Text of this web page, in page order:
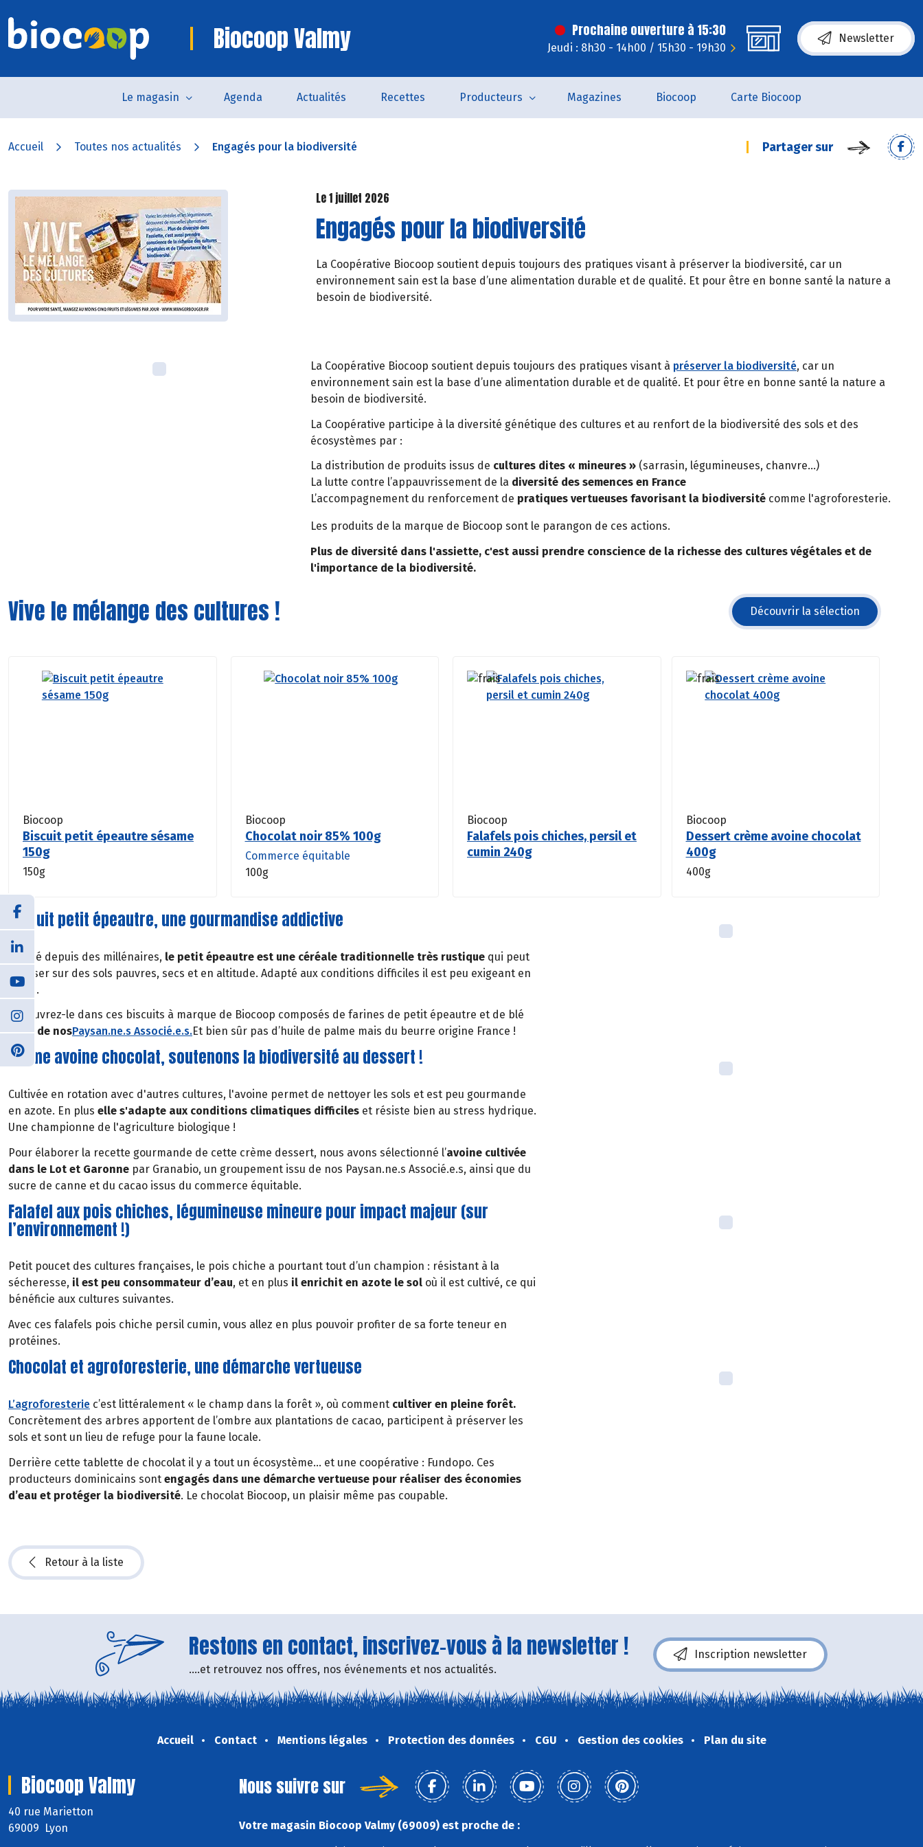
Biocoop Valmy Prochaine ouverture à 15:30
Jeudi : 8h30 - 14h00 / 15h30 - 19h30
Newsletter
Le magasin Agenda Actualités Recettes Producteurs Magazines Biocoop Carte Biocoop
Accueil Toutes nos actualités Engagés pour la biodiversité Partager sur
Le 1 juillet 2026
Engagés pour la biodiversité
La Coopérative Biocoop soutient depuis toujours des pratiques visant à préserver la biodiversité, car un
environnement sain est la base d’une alimentation durable et de qualité. Et pour être en bonne santé la nature a
besoin de biodiversité.
La Coopérative Biocoop soutient depuis toujours des pratiques visant à préserver la biodiversité, car un
environnement sain est la base d’une alimentation durable et de qualité. Et pour être en bonne santé la nature a
besoin de biodiversité.
La Coopérative participe à la diversité génétique des cultures et au renfort de la biodiversité des sols et des
écosystèmes par :
La distribution de produits issus de cultures dites « mineures »(sarrasin, légumineuses, chanvre…)
La lutte contre l’appauvrissement de la diversité des semences en France
L’accompagnement du renforcement de pratiques vertueuses favorisant la biodiversité comme l'agroforesterie.
Les produits de la marque de Biocoop sont le parangon de ces actions.
Plus de diversité dans l'assiette, c'est aussi prendre conscience de la richesse des cultures végétales et de
l'importance de la biodiversité.
Vive le mélange des cultures ! Découvrir la sélection
Biocoop
Biscuit petit épeautre sésame
150g
150g
Biocoop
Chocolat noir 85% 100g
Commerce équitable
100g
Biocoop
Falafels pois chiches, persil et
cumin 240g
Biocoop
Dessert crème avoine chocolat
400g
400g
Biscuit petit épeautre, une gourmandise addictive
Cultivé depuis des millénaires, le petit épeautre est une céréale traditionnelle très rustique qui peut
pousser sur des sols pauvres, secs et en altitude. Adapté aux conditions difficiles il est peu exigeant en
azote.
Découvrez-le dans ces biscuits à marque de Biocoop composés de farines de petit épeautre et de blé
issus de nosPaysan.ne.s Associé.e.s.Et bien sûr pas d’huile de palme mais du beurre origine France !
Crème avoine chocolat, soutenons la biodiversité au dessert !
Cultivée en rotation avec d'autres cultures, l'avoine permet de nettoyer les sols et est peu gourmande
en azote. En plus elle s'adapte aux conditions climatiques difficiles et résiste bien au stress hydrique.
Une championne de l'agriculture biologique !
Pour élaborer la recette gourmande de cette crème dessert, nous avons sélectionné l’avoine cultivée
dans le Lot et Garonne par Granabio, un groupement issu de nos Paysan.ne.s Associé.e.s, ainsi que du
sucre de canne et du cacao issus du commerce équitable.
Falafel aux pois chiches, légumineuse mineure pour impact majeur (sur
l’environnement !)
Petit poucet des cultures françaises, le pois chiche a pourtant tout d’un champion : résistant à la
sécheresse, il est peu consommateur d’eau, et en plus il enrichit en azote le sol où il est cultivé, ce qui
bénéficie aux cultures suivantes.
Avec ces falafels pois chiche persil cumin, vous allez en plus pouvoir profiter de sa forte teneur en
protéines.
Chocolat et agroforesterie, une démarche vertueuse
L’agroforesterie c’est littéralement « le champ dans la forêt », où comment cultiver en pleine forêt.
Concrètement des arbres apportent de l’ombre aux plantations de cacao, participent à préserver les
sols et sont un lieu de refuge pour la faune locale.
Derrière cette tablette de chocolat il y a tout un écosystème… et une coopérative : Fundopo. Ces
producteurs dominicains sont engagés dans une démarche vertueuse pour réaliser des économies
d’eau et protéger la biodiversité. Le chocolat Biocoop, un plaisir même pas coupable.
Retour à la liste
Restons en contact, inscrivez-vous à la newsletter !
....et retrouvez nos offres, nos événements et nos actualités.
Inscription newsletter
Accueil Contact Mentions légales Protection des données CGU Gestion des cookies Plan du site
Biocoop Valmy
40 rue Marietton
69009 Lyon
Nous suivre sur
Votre magasin Biocoop Valmy (69009) est proche de :